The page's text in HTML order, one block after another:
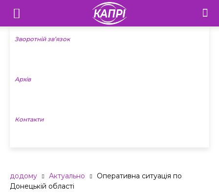
Телебачення
«Капрі»
Новини
Зворотній зв’язок
Архів
Контакти
додому Актуально
Оперативна ситуація по
Донецькій області